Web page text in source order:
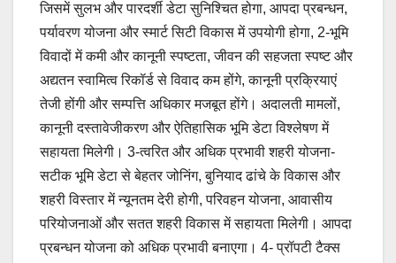
जिसमें सुलभ और पारदर्शी डेटा सुनिश्चित होगा, आपदा प्रबन्धन,
पर्यावरण योजना और स्मार्ट सिटी विकास में उपयोगी होगा, 2-भूमि
विवादों में कमी और कानूनी स्पष्टता, जीवन की सहजता स्पष्ट और
अद्यतन स्वामित्व रिकॉर्ड से विवाद कम होंगे, कानूनी प्रक्रियाएं
तेजी होंगी और सम्पत्ति अधिकार मजबूत होंगे। अदालती मामलों,
कानूनी दस्तावेजीकरण और ऐतिहासिक भूमि डेटा विश्लेषण में
सहायता मिलेगी। 3-त्वरित और अधिक प्रभावी शहरी योजना-
सटीक भूमि डेटा से बेहतर जोनिंग, बुनियाद ढांचे के विकास और
शहरी विस्तार में न्यूनतम देरी होगी, परिवहन योजना, आवासीय
परियोजनाओं और सतत शहरी विकास में सहायता मिलेगी। आपदा
प्रबन्धन योजना को अधिक प्रभावी बनाएगा। 4- प्रॉपटी टैक्स